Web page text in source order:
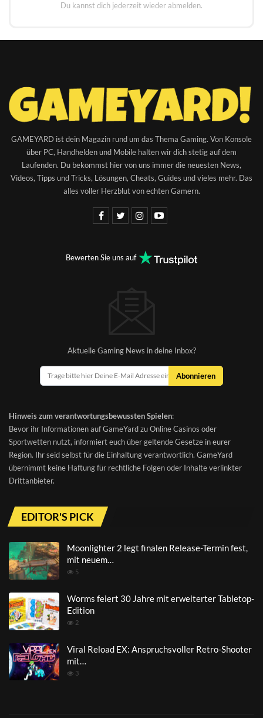
Du kannst dich jederzeit wieder abmelden.
GAMEYARD ist dein Magazin rund um das Thema Gaming. Von Konsole
über PC, Handhelden und Mobile halten wir dich stetig auf dem
Laufenden. Du bekommst hier von uns immer die neuesten News,
Videos, Tipps und Tricks, Lösungen, Cheats, Guides und vieles mehr. Das
alles voller Herzblut von echten Gamern.
Bewerten Sie uns auf
Aktuelle Gaming News in deine Inbox?
Abonnieren
Hinweis zum verantwortungsbewussten Spielen:
Bevor ihr Informationen auf GameYard zu Online Casinos oder
Sportwetten nutzt, informiert euch über geltende Gesetze in eurer
Region. Ihr seid selbst für die Einhaltung verantwortlich. GameYard
übernimmt keine Haftung für rechtliche Folgen oder Inhalte verlinkter
Drittanbieter.
EDITOR'S PICK
Moonlighter 2 legt finalen Release-Termin fest,
mit neuem…
5
Worms feiert 30 Jahre mit erweiterter Tabletop-
Edition
2
Viral Reload EX: Anspruchsvoller Retro-Shooter
mit…
3